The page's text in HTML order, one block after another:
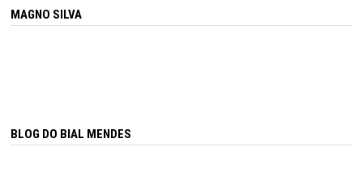
MAGNO SILVA
BLOG DO BIAL MENDES